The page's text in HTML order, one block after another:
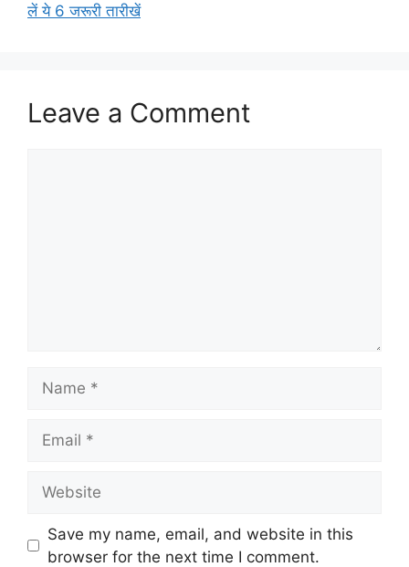
लें ये 6 जरूरी तारीखें
Leave a Comment
Save my name, email, and website in this
browser for the next time I comment.